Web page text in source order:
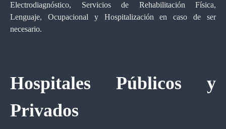
Electrodiagnóstico, Servicios de Rehabilitación Física,
Lenguaje, Ocupacional y Hospitalización en caso de ser
necesario.
Hospitales Públicos y
Privados